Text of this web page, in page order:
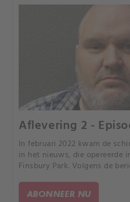
Aflevering 2 -
In februari 2022 kwam de
in het nieuws, die opereerde
Finsbury Park. Volgens de
terwijl duizenden kijkers
ABONNEER NU